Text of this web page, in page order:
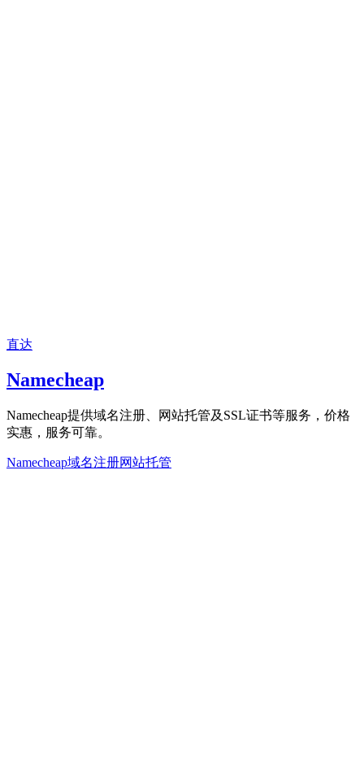
直达
Namecheap
Namecheap提供域名注册、网站托管及SSL证书等服务，价格
实惠，服务可靠。
Namecheap域名注册网站托管